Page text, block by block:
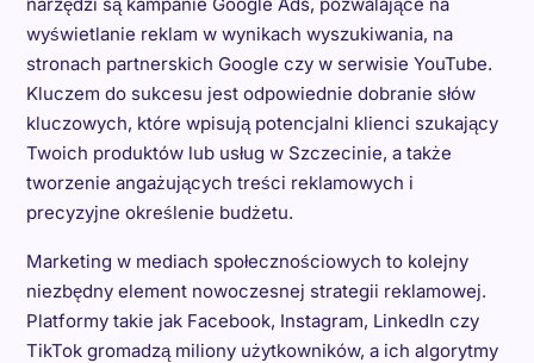
wyświetlanie reklam w wynikach wyszukiwania, na
stronach partnerskich Google czy w serwisie YouTube.
Kluczem do sukcesu jest odpowiednie dobranie słów
kluczowych, które wpisują potencjalni klienci szukający
Twoich produktów lub usług w Szczecinie, a także
tworzenie angażujących treści reklamowych i
precyzyjne określenie budżetu.
Marketing w mediach społecznościowych to kolejny
niezbędny element nowoczesnej strategii reklamowej.
Platformy takie jak Facebook, Instagram, LinkedIn czy
TikTok gromadzą miliony użytkowników, a ich algorytmy